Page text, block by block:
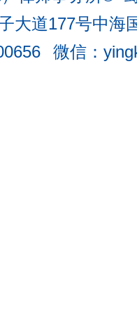
大道177号中海
微信：